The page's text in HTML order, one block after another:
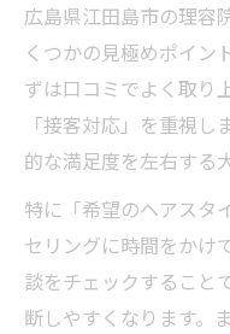
理容院選び
失敗しない
的
理容院口コ
口コミから理
る
理容院選び
納得の理容院探
広島県江田島市の理容
くつかの見極めポイン
ずは口コミでよく取り
「接客対応」を重視
的な満足度を左右する
特に「希望のヘアスタ
セリングに時間をかけ
談をチェックすること
断しやすくなります。